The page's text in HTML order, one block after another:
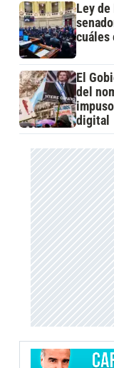
Ley de
cuáles
El
del
digital